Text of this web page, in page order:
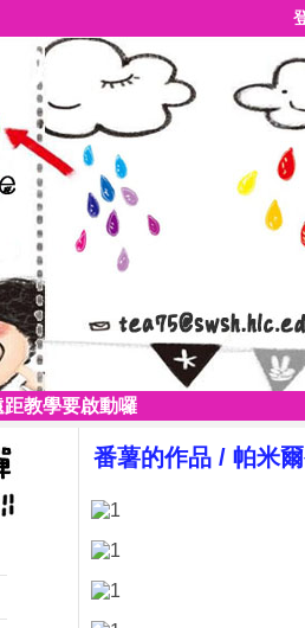
距教學要啟動囉
番薯的作品 / 帕米